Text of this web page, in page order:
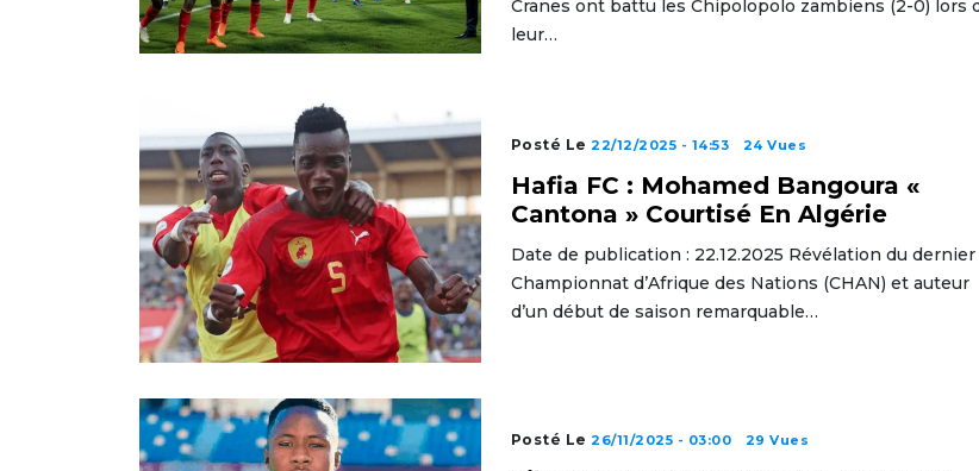
Cranes ont battu les Chipolopolo zambiens (2-0) lors
leur…
Posté Le22/12/2025 - 14:53 24 Vues
Hafia FC : Mohamed Bangoura «
Cantona » Courtisé En Algérie
Date de publication : 22.12.2025 Révélation du dernier
Championnat d’Afrique des Nations (CHAN) et auteur
d’un début de saison remarquable…
Posté Le26/11/2025 - 03:00 29 Vues